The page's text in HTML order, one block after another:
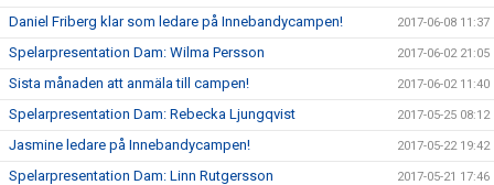
Daniel Friberg klar som ledare på Innebandycampen! 2017-06-08 11:37
Spelarpresentation Dam: Wilma Persson 2017-06-02 21:05
Sista månaden att anmäla till campen! 2017-06-02 11:40
Spelarpresentation Dam: Rebecka Ljungqvist 2017-05-25 08:12
Jasmine ledare på Innebandycampen! 2017-05-22 19:42
Spelarpresentation Dam: Linn Rutgersson 2017-05-21 17:46